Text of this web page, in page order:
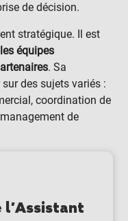
de décision.
stratégique. Il est
équipes
. Sa
des sujets variés :
coordination de
de
l'Assistant